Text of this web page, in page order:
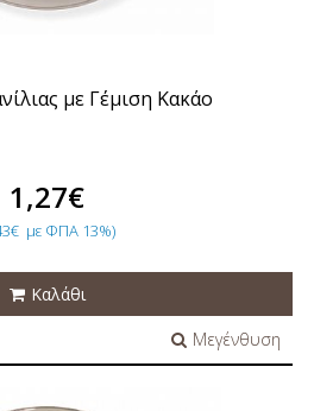
με Γέμιση Κακάο
1,27€
με ΦΠΑ 13%)
Καλάθι
Μεγένθυση